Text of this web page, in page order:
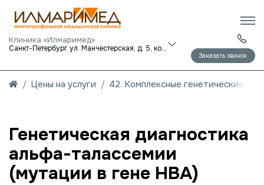
Клиника «Илмаримед»
Санкт-Петербург ул. Манчестерская, д. 5, корп. 1
Заказать звонок
Цены на услуги 42. Комплексные генетические
Генетическая диагностика
альфа-талассемии
(мутации в гене HBA)